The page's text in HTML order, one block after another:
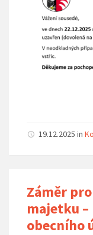
19.12.2025 in
Záměr
majetku
obecního